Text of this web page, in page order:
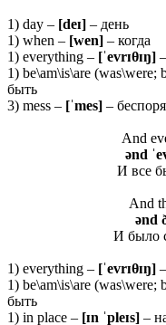
1) day – [deɪ] – день
1) when – [wen] – когда
1) everything – [ˈevrɪθɪŋ]
1) be\am\is\are (was\were;
быть
3) mess – [ˈmes] –
And
ənd ˈ
И все
And
ənd
И было
1) everything – [ˈevrɪθɪŋ]
1) be\am\is\are (was\were;
быть
1) in place – [ɪn ˈpleɪs] –